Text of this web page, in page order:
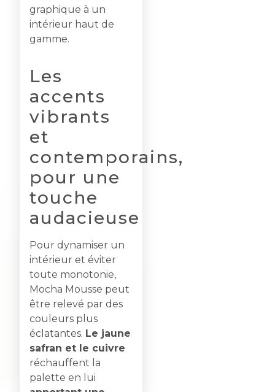
graphique à un
intérieur haut de
gamme.
Les
accents
vibrants
et
contemporains,
pour une
touche
audacieuse
Pour dynamiser un
intérieur et éviter
toute monotonie,
Mocha Mousse peut
être relevé par des
couleurs plus
éclatantes. Le jaune
safran et le cuivre
réchauffent la
palette en lui